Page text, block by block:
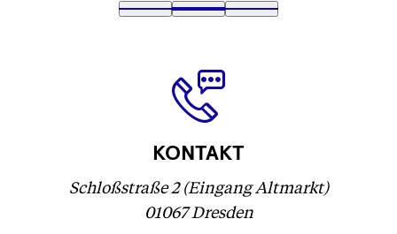
Text
1
Text
2
(
...
Text
3
KONTAKT
Schloßstraße 2 (Eingang Altmarkt)
01067 Dresden